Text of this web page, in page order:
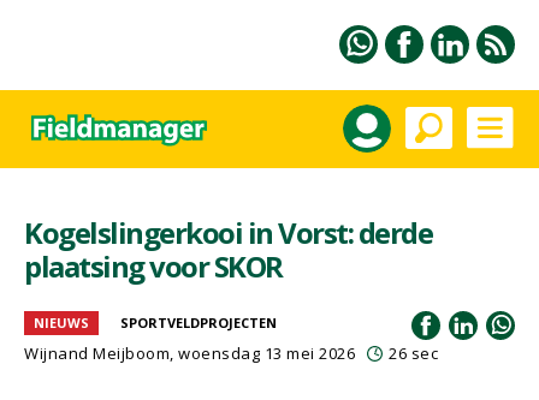
Kogelslingerkooi in Vorst: derde
plaatsing voor SKOR
NIEUWS SPORTVELDPROJECTEN
Wijnand Meijboom, woensdag 13 mei 2026 26 sec